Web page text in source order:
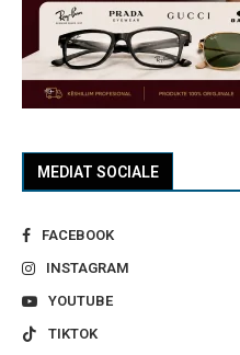
MEDIAT SOCIALE
FACEBOOK
INSTAGRAM
YOUTUBE
TIKTOK